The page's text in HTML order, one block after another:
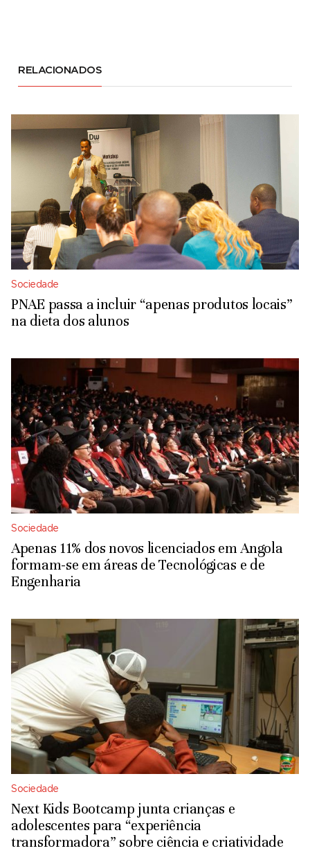
RELACIONADOS
Sociedade
PNAE passa a incluir “apenas produtos locais”
na dieta dos alunos
Sociedade
Apenas 11% dos novos licenciados em Angola
formam-se em áreas de Tecnológicas e de
Engenharia
Sociedade
Next Kids Bootcamp junta crianças e
adolescentes para “experiência
transformadora” sobre ciência e criatividade